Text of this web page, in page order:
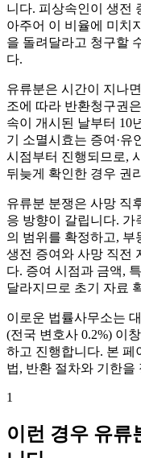
니다. 피상속인이 생전
아주어 이 비율에 미치
을 돌려달라고 청구할
다.
유류분은 시간이 지나
조에 따라 반환청구권
속이 개시된 날부터 10
기 소멸시효는 증여·유
시점부터 진행되므로,
뒤늦게 확인한 경우 권
유류분 분쟁은 사망 직
응 방향이 갈립니다.
의 범위를 확정하고,
생전 증여와 사망 직전
다. 증여 시점과 금액,
달라지므로 초기 자료
이로운 법률사무소는
(전국 변호사 0.2%) 이
하고 진행합니다. 본 페
법, 반환 절차와 기한을
1
이런 경우 유류